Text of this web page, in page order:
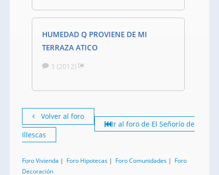
HUMEDAD Q PROVIENE DE MI
TERRAZA ATICO
3 (2012)
Volver al foro
Ir al foro de El Señorío de
Illescas
Foro Vivienda | Foro Hipotecas | Foro Comunidades | Foro
Decoración